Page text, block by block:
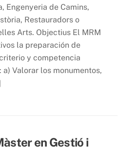
Engenyeria de Camins,
Restauradors o
Arts. Objectius El MRM
la preparación de
y competencia
Valorar los monumentos,
en Gestió i